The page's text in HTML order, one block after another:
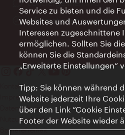
Ort:
concierge.wien.info
Öffnungszeiten:
Informationen rund um
Kontakt
Impressum
Datenschutz
Nutzungsbedingungen
Barrierefreiheit
Service zu bieten und die
Websites und
Interessen zugeschnittene
ermöglichen. Sollten Sie
können Sie die
„Erweiterte Einstellungen“
Tipp: Sie können während
Website jederzeit Ihre
über den Link “Cookie
Footer der Website wieder